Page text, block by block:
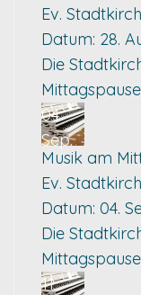
Ev.
Datum: 28.
Die
04
Sep.
Musik am
Ev.
Datum: 04.
Die
11